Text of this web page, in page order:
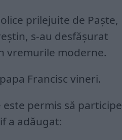
prilejuite de Paşte,
s-au desfăşurat
vremurile moderne.
Francisc vineri.
permis să participe
a adăugat: